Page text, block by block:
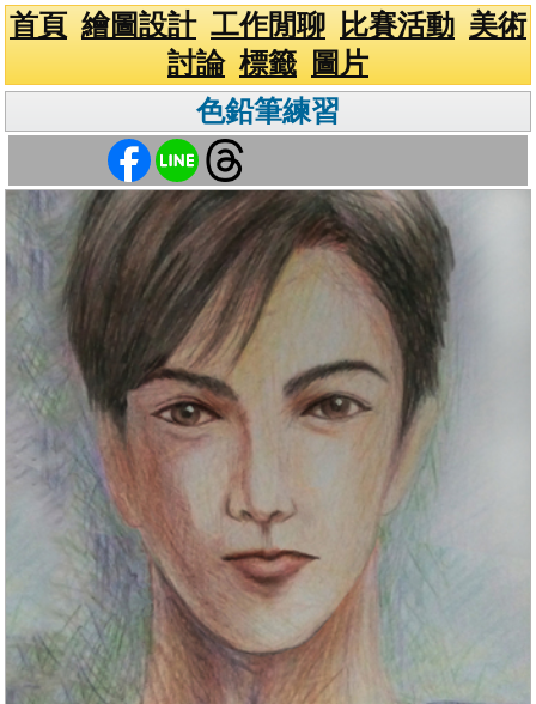
首頁 繪圖設計 工作閒聊 比賽活動 美術
討論 標籤
圖片
色鉛筆練習